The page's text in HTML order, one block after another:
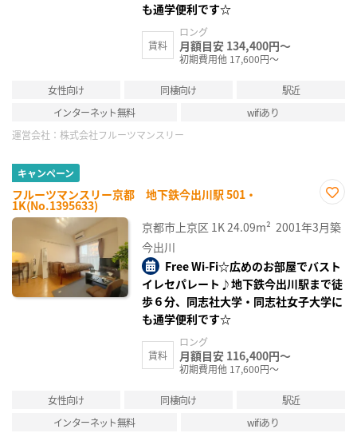
も通学便利です☆
賃料
ロング
月額目安 134,400円～
初期費用他 17,600円～
女性向け 同棲向け
駅近
インターネット無料
wifiあり
運営会社： 株式会社フルーツマンスリー
キャンペーン
フルーツマンスリー京都 地下鉄今出川駅 501・
1K(No.1395633)
に入
り登
京都市上京区 1K24.09m² 2001年3月築
今出川
Free Wi-Fi☆広めのお部屋でバスト
イレセパレート♪地下鉄今出川駅まで徒
歩６分、同志社大学・同志社女子大学に
も通学便利です☆
賃料
ロング
月額目安 116,400円～
初期費用他 17,600円～
女性向け 同棲向け
駅近
インターネット無料
wifiあり